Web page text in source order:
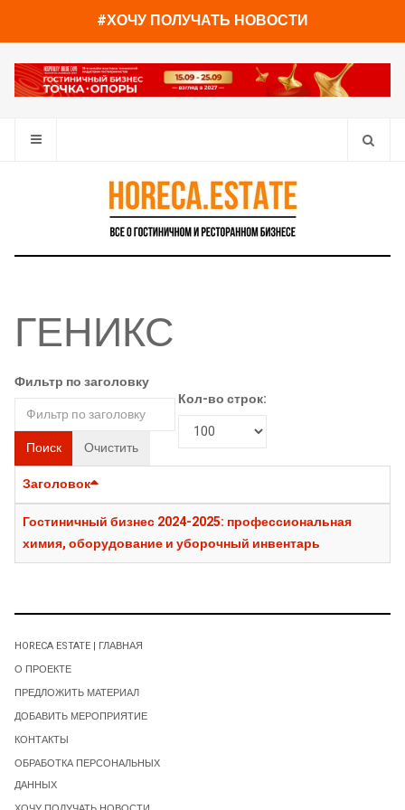
#ХОЧУ ПОЛУЧАТЬ НОВОСТИ
ГЕНИКС
Фильтр по заголовку
Поиск Очистить
Кол-во строк:
Заголовок
Гостиничный бизнес 2024-2025: профессиональная
химия, оборудование и уборочный инвентарь
HORECA ESTATE | ГЛАВНАЯ
О ПРОЕКТЕ
ПРЕДЛОЖИТЬ МАТЕРИАЛ
ДОБАВИТЬ МЕРОПРИЯТИЕ
КОНТАКТЫ
ОБРАБОТКА ПЕРСОНАЛЬНЫХ
ДАННЫХ